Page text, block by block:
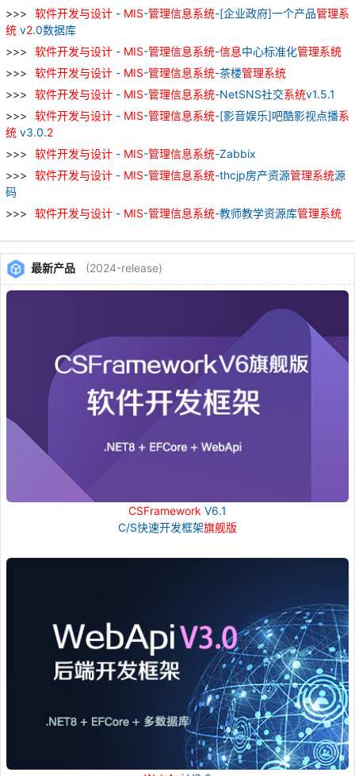
软件开发与设计 - MIS-管理信息系统-[企业政府]一个产品管理系
统 v2.0数据库
软件开发与设计 - MIS-管理信息系统-信息中心标准化管理系统
软件开发与设计 - MIS-管理信息系统-茶楼管理系统
软件开发与设计 - MIS-管理信息系统-NetSNS社交系统v1.5.1
软件开发与设计 - MIS-管理信息系统-[影音娱乐]吧酷影视点播系
统 v3.0.2
软件开发与设计 - MIS-管理信息系统-Zabbix
软件开发与设计 - MIS-管理信息系统-thcjp房产资源管理系统源
码
软件开发与设计 - MIS-管理信息系统-教师教学资源库管理系统
最新产品 (2024-release)
CSFramework V6.1
C/S快速开发框架旗舰版